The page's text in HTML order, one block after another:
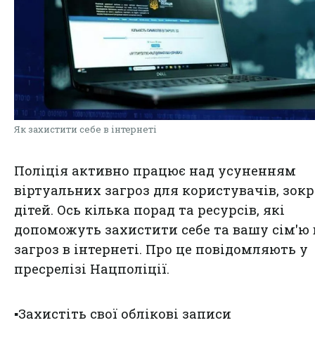
Як захистити себе в інтернеті
Поліція активно працює над усуненням
віртуальних загроз для користувачів,
дітей. Ось кілька порад та ресурсів, які
допоможуть захистити себе та вашу сім'ю
загроз в інтернеті. Про це повідомляють у
пресрелізі Нацполіції.
▪️Захистіть свої облікові записи